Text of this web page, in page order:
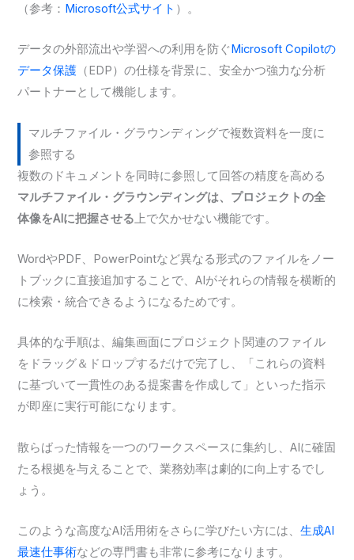
（参考： Microsoft公式サイト ）。
データの外部流出や学習への利用を防ぐMicrosoft Copilotの
データ保護 （EDP）の仕様を背景に、安全かつ強力な分析
パートナーとして機能します。
マルチファイル・グラウンディングで複数資料を一度に
参照する
複数のドキュメントを同時に参照して回答の精度を高める
マルチファイル・グラウンディングは、プロジェクトの全
体像をAIに把握させる 上で欠かせない機能です。
WordやPDF、PowerPointなど異なる形式のファイルをノー
トブックに直接追加することで、AIがそれらの情報を横断的
に検索・統合できるようになるためです。
具体的な手順は、編集画面にプロジェクト関連のファイル
をドラッグ＆ドロップするだけで完了し、「これらの資料
に基づいて一貫性のある提案書を作成して」といった指示
が即座に実行可能になります。
散らばった情報を一つのワークスペースに集約し、AIに確固
たる根拠を与えることで、業務効率は劇的に向上するでし
ょう。
このような高度なAI活用術をさらに学びたい方には、生成AI
最速仕事術などの専門書も非常に参考になります。